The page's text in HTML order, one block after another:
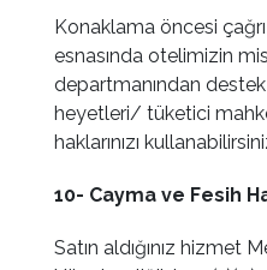
Konaklama öncesi
esnasında otelimizin
departmanından
heyetleri/ tüketici
haklarınızı
10- Cayma ve Fesih
Satın aldığınız hizmet